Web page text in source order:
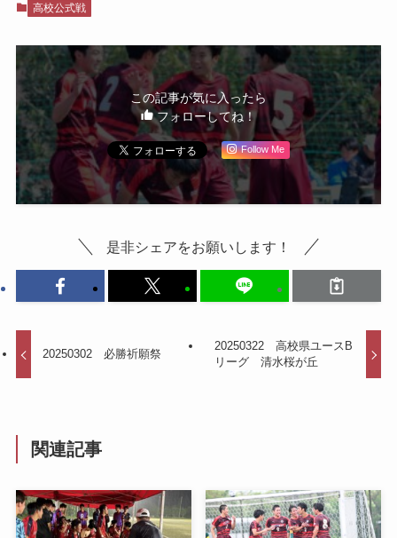
高校公式戦
この記事が気に入ったら
フォローしてね！
Follow Me
是非シェアをお願いします！
20250302 必勝祈願祭
20250322 高校県ユースB
リーグ 清水桜が丘
関連記事